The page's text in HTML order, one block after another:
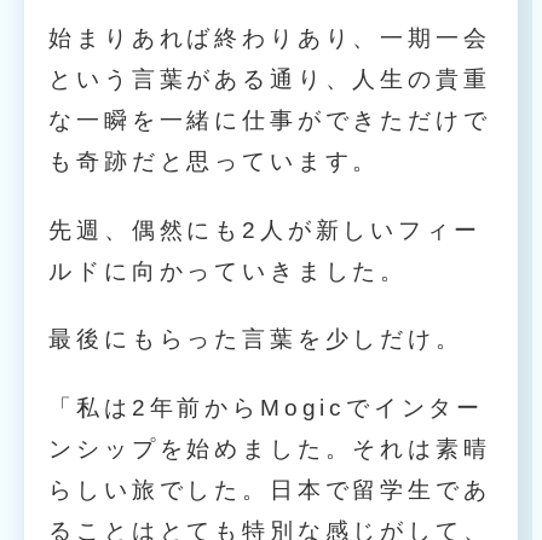
始まりあれば終わりあり、一期一会
という言葉がある通り、人生の貴重
な一瞬を一緒に仕事ができただけで
も奇跡だと思っています。
先週、偶然にも2人が新しいフィー
ルドに向かっていきました。
最後にもらった言葉を少しだけ。
「私は2年前からMogicでインター
ンシップを始めました。それは素晴
らしい旅でした。日本で留学生であ
ることはとても特別な感じがして、